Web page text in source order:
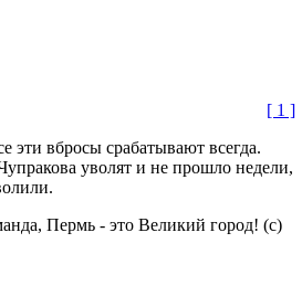
[ 1 ]
эти вбросы срабатывают всегда.
уволят и не прошло недели,
Пермь - это Великий город! (с)